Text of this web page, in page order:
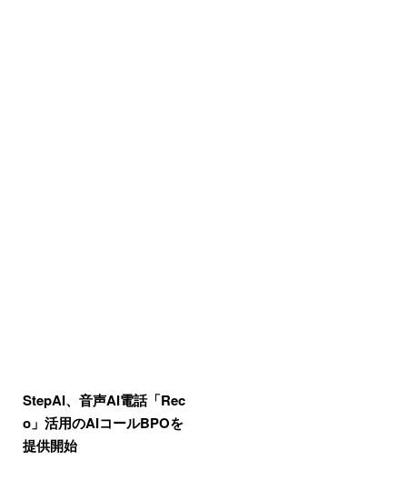
StepAI、音声AI電話「Rec
o」活用のAIコールBPOを
提供開始